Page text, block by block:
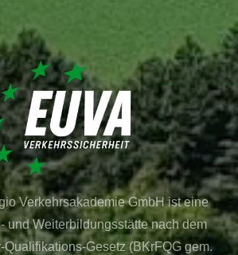
Verkehrsakademie GmbH ist eine
und Weiterbildungsstätte nach dem
Qualifikations-Gesetz (BKrFQG gem.